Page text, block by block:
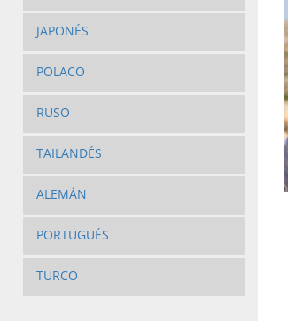
JAPONÉS
POLACO
RUSO
TAILANDÉS
ALEMÁN
PORTUGUÉS
TURCO